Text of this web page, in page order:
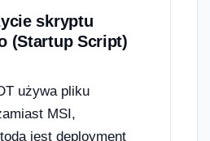
skryptu
(Startup Script)
używa pliku
MSI,
jest deployment